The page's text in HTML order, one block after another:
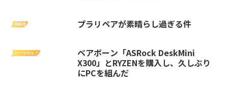
自転車 プラリペアが素晴らし過ぎる件
ハードウェア
ベアボーン「ASRock DeskMini
X300」とRYZENを購入し、久しぶり
にPCを組んだ